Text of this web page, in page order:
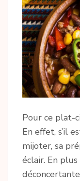
Pour ce plat-
En effet, s’il
mijoter, sa
éclair. En plus